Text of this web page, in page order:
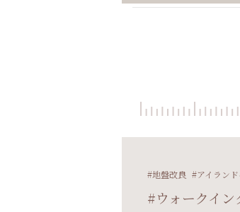
地盤改良 アイラン
ウォークイ